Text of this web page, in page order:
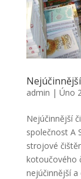
admin | Úno
Nejúčinnější
společnost A
strojové
kotoučového
nejúčinnější